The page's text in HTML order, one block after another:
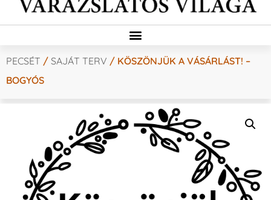
PECSÉT / SAJÁT TERV / KÖSZÖNJÜK A VÁSÁRLÁST! –
BOGYÓS